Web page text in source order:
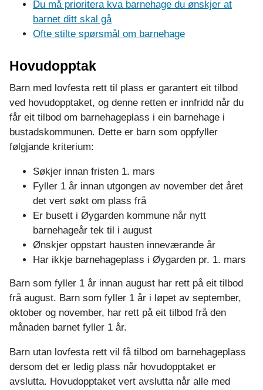
a
g
Du må prioritera kva barnehage du ønskjer at
barnet ditt skal gå
Ofte stilte spørsmål om barnehage
Hovudopptak
Barn med lovfesta rett til plass er garantert eit tilbod
ved hovudopptaket, og denne retten er innfridd når du
får eit tilbod om barnehageplass i ein barnehage i
bustadskommunen. Dette er barn som oppfyller
følgjande kriterium:
Søkjer innan fristen 1. mars
Fyller 1 år innan utgongen av november det året
det vert søkt om plass frå
Er busett i Øygarden kommune når nytt
barnehageår tek til i august
Ønskjer oppstart hausten inneværande år
Har ikkje barnehageplass i Øygarden pr. 1. mars
Barn som fyller 1 år innan august har rett på eit tilbod
frå august. Barn som fyller 1 år i løpet av september,
oktober og november, har rett på eit tilbod frå den
månaden barnet fyller 1 år.
Barn utan lovfesta rett vil få tilbod om barnehageplass
dersom det er ledig plass når hovudopptaket er
avslutta. Hovudopptaket vert avslutta når alle med